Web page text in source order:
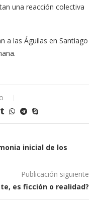
una reacción colectiva
a las Águilas en Santiago
inicial de los
Publicación siguiente
es ficción o realidad?